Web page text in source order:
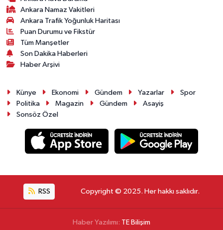
Ankara Namaz Vakitleri
Ankara Trafik Yoğunluk Haritası
Puan Durumu ve Fikstür
Tüm Manşetler
Son Dakika Haberleri
Haber Arşivi
Künye Ekonomi Gündem Yazarlar
Spor
Politika
Magazin Gündem
Asayiş
Sonsöz Özel
RSS Copyright © 2025. Her hakkı saklıdır.
Haber Yazılımı: TE Bilişim